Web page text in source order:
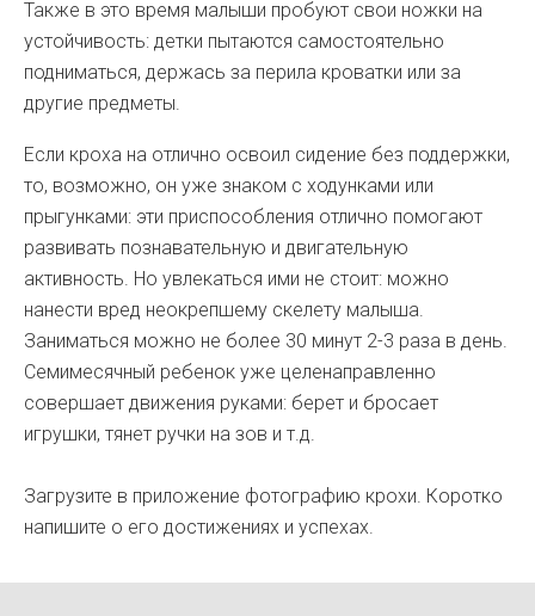
Также в это время малыши пробуют свои ножки на
устойчивость: детки пытаются самостоятельно
подниматься, держась за перила кроватки или за
другие предметы.
Если кроха на отлично освоил сидение без поддержки,
то, возможно, он уже знаком с ходунками или
прыгунками: эти приспособления отлично помогают
развивать познавательную и двигательную
активность. Но увлекаться ими не стоит: можно
нанести вред неокрепшему скелету малыша.
Заниматься можно не более 30 минут 2-3 раза в день.
Семимесячный ребенок уже целенаправленно
совершает движения руками: берет и бросает
игрушки, тянет ручки на зов и т.д.
Загрузите в приложение фотографию крохи. Коротко
напишите о его достижениях и успехах.